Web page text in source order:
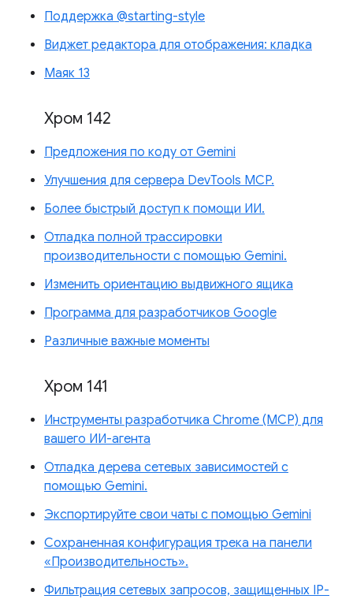
Поддержка @starting-style
Виджет редактора для отображения: кладка
Маяк 13
Хром 142
Предложения по коду от Gemini
Улучшения для сервера DevTools MCP.
Более быстрый доступ к помощи ИИ.
Отладка полной трассировки
производительности с помощью Gemini.
Изменить ориентацию выдвижного ящика
Программа для разработчиков Google
Различные важные моменты
Хром 141
Инструменты разработчика Chrome (MCP) для
вашего ИИ-агента
Отладка дерева сетевых зависимостей с
помощью Gemini.
Экспортируйте свои чаты с помощью Gemini
Сохраненная конфигурация трека на панели
«Производительность».
Фильтрация сетевых запросов, защищенных IP-